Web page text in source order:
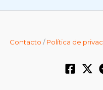
Contacto /Política de